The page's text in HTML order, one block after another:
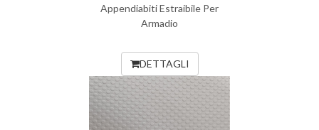
Appendiabiti Estraibile Per
Armadio
DETTAGLI